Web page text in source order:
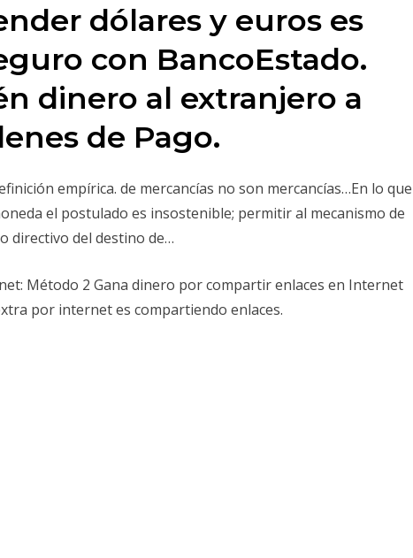
dólares y euros es
con BancoEstado.
dinero al extranjero a
de Pago.
empírica. de mercancías no son mercancías…En lo que
el postulado es insostenible; permitir al mecanismo de
directivo del destino de…
Método 2 Gana dinero por compartir enlaces en Internet
por internet es compartiendo enlaces.